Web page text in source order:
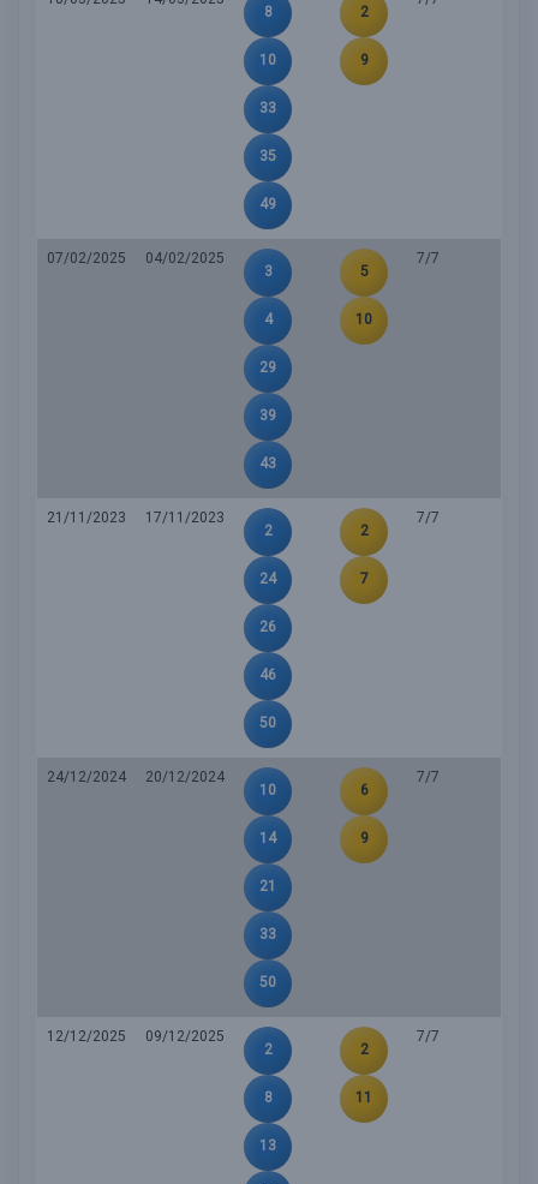
8
10
33
35
49
2
9
07/02/2025
04/02/2025
3
4
29
39
43
5
10
7/7
21/11/2023
17/11/2023
2
24
26
46
50
2
7
7/7
24/12/2024
20/12/2024
10
14
21
33
50
6
9
7/7
12/12/2025
09/12/2025
2
8
13
2
11
7/7